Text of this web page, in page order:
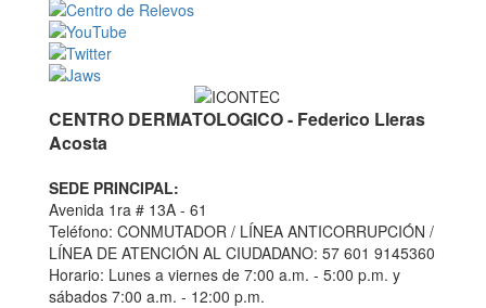
CENTRO DERMATOLOGICO - Federico Lleras
Acosta
SEDE PRINCIPAL:
Avenida 1ra # 13A - 61
Teléfono: CONMUTADOR / LÍNEA ANTICORRUPCIÓN /
LÍNEA DE ATENCIÓN AL CIUDADANO: 57 601 9145360
Horario: Lunes a viernes de 7:00 a.m. - 5:00 p.m. y
sábados 7:00 a.m. - 12:00 p.m.